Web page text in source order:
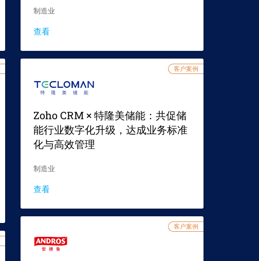
制造业
查看
客户案例
Zoho CRM × 特隆美储能：共促储
能行业数字化升级，达成业务标准
化与高效管理
制造业
查看
客户案例